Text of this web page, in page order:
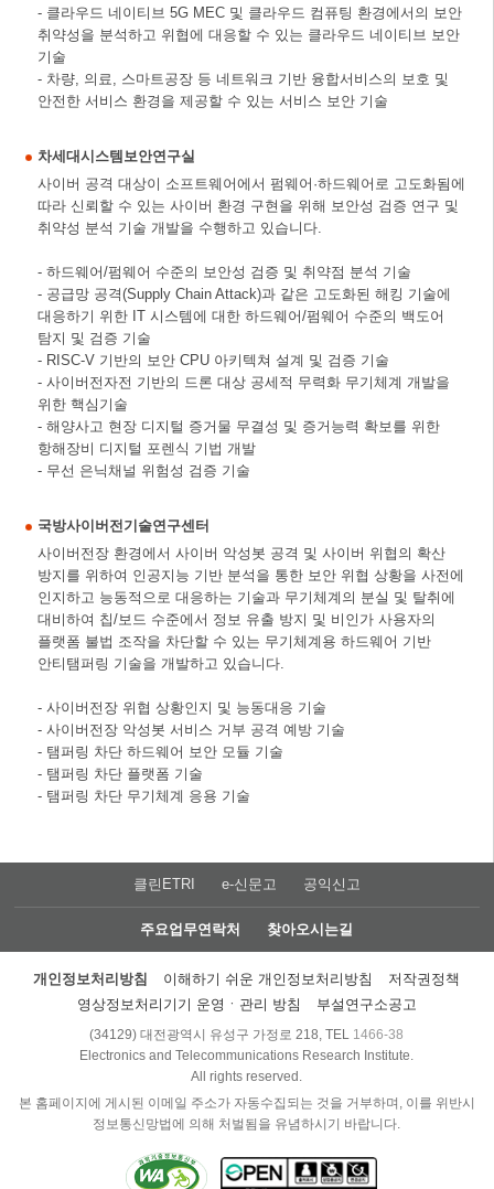
- 클라우드 네이티브 5G MEC 및 클라우드 컴퓨팅 환경에서의 보안
취약성을 분석하고 위협에 대응할 수 있는 클라우드 네이티브 보안
기술
- 차량, 의료, 스마트공장 등 네트워크 기반 융합서비스의 보호 및
안전한 서비스 환경을 제공할 수 있는 서비스 보안 기술
차세대시스템보안연구실
사이버 공격 대상이 소프트웨어에서 펌웨어·하드웨어로 고도화됨에
따라 신뢰할 수 있는 사이버 환경 구현을 위해 보안성 검증 연구 및
취약성 분석 기술 개발을 수행하고 있습니다.
- 하드웨어/펌웨어 수준의 보안성 검증 및 취약점 분석 기술
- 공급망 공격(Supply Chain Attack)과 같은 고도화된 해킹 기술에
대응하기 위한 IT 시스템에 대한 하드웨어/펌웨어 수준의 백도어
탐지 및 검증 기술
- RISC-V 기반의 보안 CPU 아키텍쳐 설계 및 검증 기술
- 사이버전자전 기반의 드론 대상 공세적 무력화 무기체계 개발을
위한 핵심기술
- 해양사고 현장 디지털 증거물 무결성 및 증거능력 확보를 위한
항해장비 디지털 포렌식 기법 개발
- 무선 은닉채널 위험성 검증 기술
국방사이버전기술연구센터
사이버전장 환경에서 사이버 악성봇 공격 및 사이버 위협의 확산
방지를 위하여 인공지능 기반 분석을 통한 보안 위협 상황을 사전에
인지하고 능동적으로 대응하는 기술과 무기체계의 분실 및 탈취에
대비하여 칩/보드 수준에서 정보 유출 방지 및 비인가 사용자의
플랫폼 불법 조작을 차단할 수 있는 무기체계용 하드웨어 기반
안티탬퍼링 기술을 개발하고 있습니다.
- 사이버전장 위협 상황인지 및 능동대응 기술
- 사이버전장 악성봇 서비스 거부 공격 예방 기술
- 탬퍼링 차단 하드웨어 보안 모듈 기술
- 탬퍼링 차단 플랫폼 기술
- 탬퍼링 차단 무기체계 응용 기술
클린ETRI e-신문고 공익신고
주요업무연락처 찾아오시는길
개인정보처리방침 이해하기 쉬운 개인정보처리방침
저작권정책
영상정보처리기기 운영ㆍ관리 방침
부설연구소공고
(34129) 대전광역시 유성구 가정로 218, TEL 1466-38
Electronics and Telecommunications Research Institute.
All rights reserved.
본 홈페이지에 게시된 이메일 주소가 자동수집되는 것을 거부하며, 이를 위반시
정보통신망법에 의해 처벌됨을 유념하시기 바랍니다.